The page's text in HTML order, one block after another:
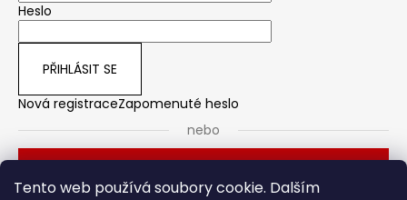
Tento web používá soubory cookie. Dalším
Heslo
PŘIHLÁSIT SE
Nová registraceZapomenuté heslo
nebo